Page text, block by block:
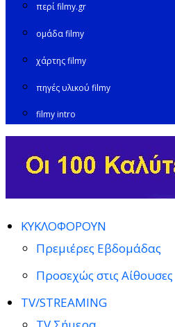
περί filmy.gr
ομάδα filmy
χάρτης filmy
πηγές υλικού filmy
filmy intro
ΚΥΚΛΟΦΟΡΟΥΝ
Πρεμιέρες Εβδομάδας
Προσεχώς στις Αίθουσες
TV/STREAMING